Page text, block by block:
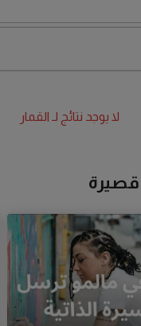
لا يوجد نتائج لـ القمار